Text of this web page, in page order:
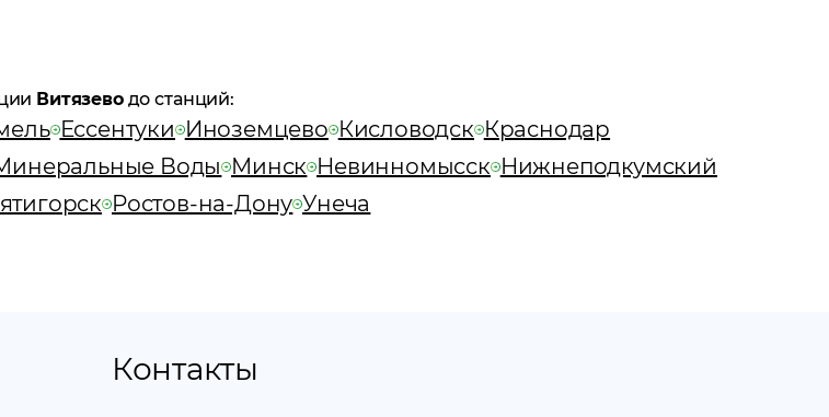
Витязеводо станций:
Ессентуки Иноземцево Кисловодск Краснодар
Воды Минск Невинномысск Нижнеподкумский
Ростов-на-Дону Унеча
Контакты